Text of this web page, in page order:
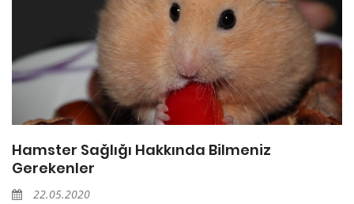
Hamster Sağlığı Hakkında Bilmeniz
Gerekenler
22.05.2020